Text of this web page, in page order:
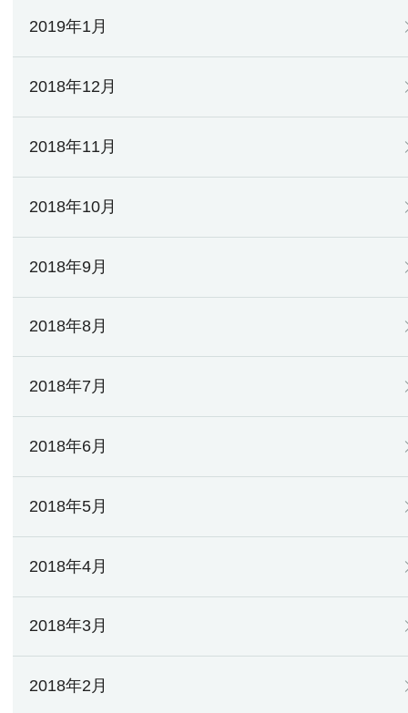
2019年1月
2018年12月
2018年11月
2018年10月
2018年9月
2018年8月
2018年7月
2018年6月
2018年5月
2018年4月
2018年3月
2018年2月